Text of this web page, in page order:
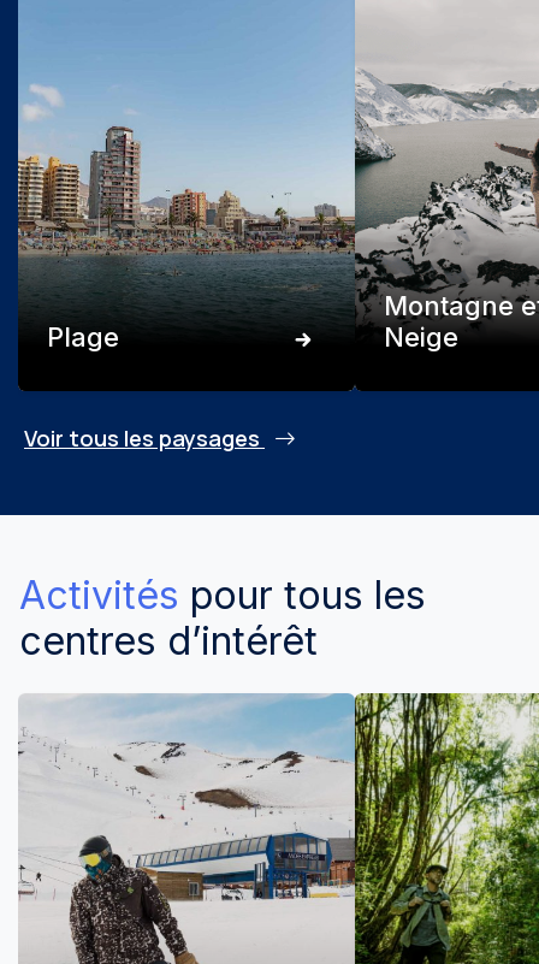
Plage
Montagne
Neige
Voir tous les paysages
Activités pour tous les
centres d’intérêt